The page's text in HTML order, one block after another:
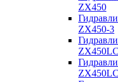
ZX450
ZX450-3
ZX450LC